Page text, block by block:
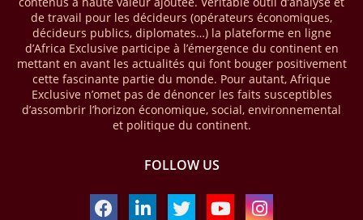
La Banque mondiale a approuvé un projet d’envergure visant à
transformer les économies forestières en Afrique centrale. Baptisé «
Programme pour des économies forestières durables du Bassin du
Congo » (SCBFEP), il mobilise 1,02 milliard $, dont une première
phase de 394,83 millions de dollars. C’est ce qu’indique l’institution
dans un communiqué publié mercredi 1er avril. Cette première phase
vise à améliorer la gestion forestière, renforcer les chaînes de valeur
seront placés sous gestion durable.
AFRIQUE - MOBILE MONEY
de travail pour les décideurs (opérateurs économiques,
décideurs publics, diplomates…) la plateforme en ligne
d’Africa Exclusive participe à l’émergence du continent en
mettant en avant les actualités qui font bouger positivement
cette fascinante partie du monde. Pour autant, Afrique
Exclusive n’omet pas de dénoncer les faits susceptibles
d’assombrir l’horizon économique, social, environnemental
et politique du continent.
FOLLOW US